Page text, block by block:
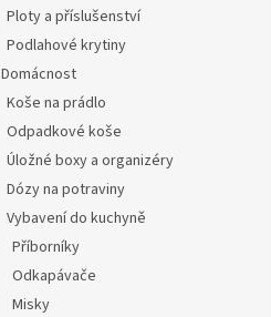
Ploty a příslušenství
Podlahové krytiny
Domácnost
Koše na prádlo
Odpadkové koše
Úložné boxy a organizéry
Dózy na potraviny
Vybavení do kuchyně
Příborníky
Odkapávače
Misky